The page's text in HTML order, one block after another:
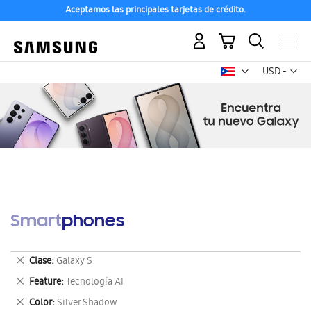
Aceptamos las principales tarjetas de crédito.
USD -
dólar
Mi carrito
Smartphones
Clase Galaxy S
Eliminar
este
artículo
Feature Tecnología AI
Eliminar
este
Color Silver Shadow
Eliminar